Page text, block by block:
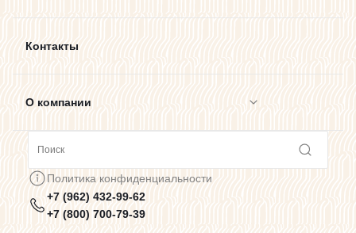
Контакты
О компании
Предупреждения о цветопередаче
Политика конфиденциальности
+7 (962) 432-99-62
+7 (800) 700-79-39